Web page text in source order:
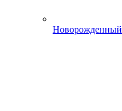
Новорожденный